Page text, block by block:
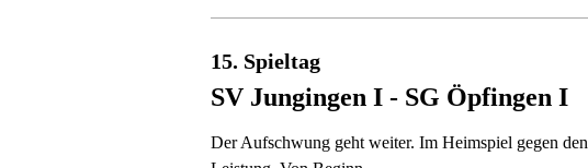
15. Spieltag
SV Jungingen I - SG Öpfingen I
Der Aufschwung geht weiter. Im Heimspiel gegen